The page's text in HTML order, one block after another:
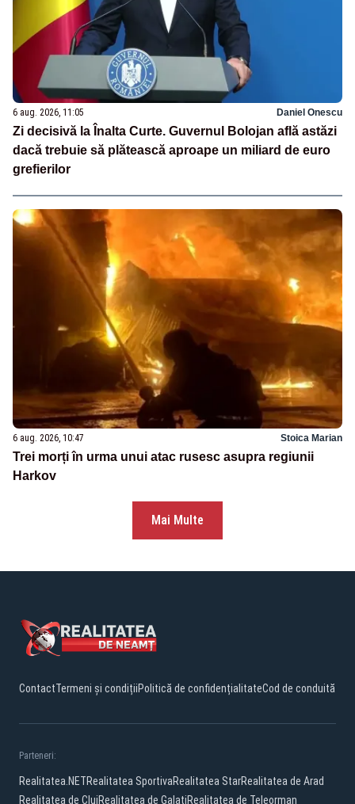
6 aug. 2026, 11:05 Daniel Onescu
Zi decisivă la Înalta Curte. Guvernul Bolojan află astăzi
dacă trebuie să plătească aproape un miliard de euro
grefierilor
6 aug. 2026, 10:47 Stoica Marian
Trei morți în urma unui atac rusesc asupra regiunii
Harkov
Mai Multe
ContactTermeni și condițiiPolitică de confidențialitateCod de conduită
Parteneri:
Realitatea.NETRealitatea SportivaRealitatea StarRealitatea de Arad
Realitatea de ClujRealitatea de GalatiRealitatea de Teleorman